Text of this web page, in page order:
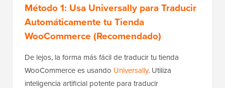
Método 1: Usa Universally para Traducir
Automáticamente tu Tienda
WooCommerce (Recomendado)
De lejos, la forma más fácil de traducir tu tienda
WooCommerce es usando Universally. Utiliza
inteligencia artificial potente para traducir